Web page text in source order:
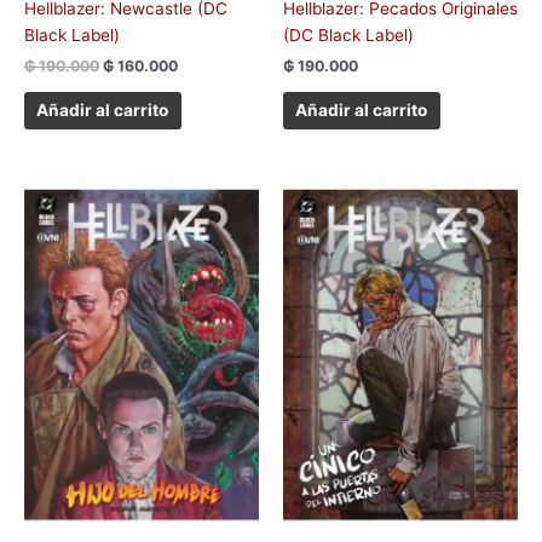
Hellblazer: Newcastle (DC
Black Label)
₲190.000 ₲ 160.000
Añadir al carrito
Hellblazer: Pecados Originales
(DC Black Label)
₲ 190.000
Añadir al carrito